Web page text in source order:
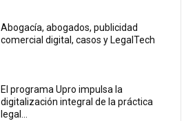
Abogacía, abogados, publicidad
comercial digital, casos y LegalTech
El programa Upro impulsa la
digitalización integral de la práctica
legal...